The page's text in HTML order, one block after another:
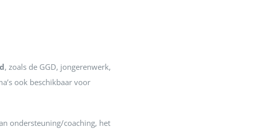
, zoals de GGD, jongerenwerk,
ook beschikbaar voor
ondersteuning/coaching, het